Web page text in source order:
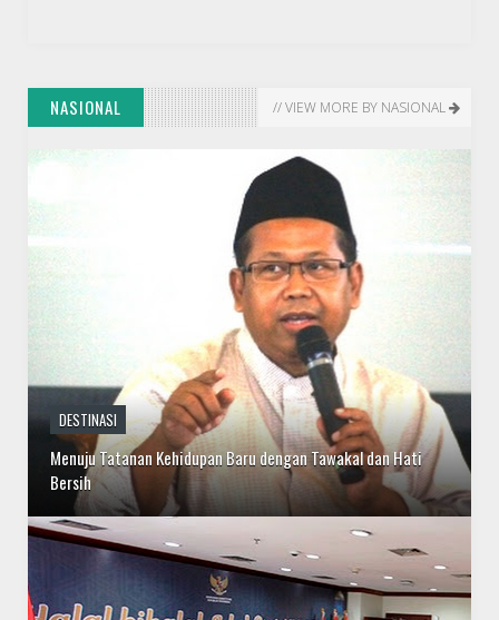
NASIONAL // VIEW MORE BY NASIONAL
Menuju Tatanan Kehidupan Baru dengan Tawakal dan Hati
Bersih